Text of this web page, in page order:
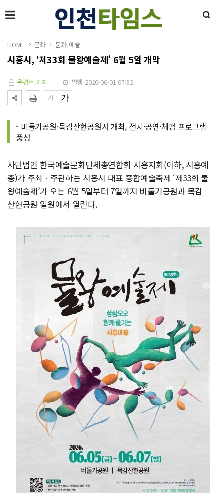
HOME 문화 문화.예술
시흥시, ‘제33회 물왕예술제’ 6월 5일 개막
윤경수 기자 발행 2026-06-01 07:32
- 비둘기공원·목감산현공원서 개최, 전시·공연·체험 프로그램
풍성
사단법인 한국예술문화단체총연합회 시흥지회(이하, 시흥예
총)가 주최ㆍ주관하는 시흥시 대표 종합예술축제 ‘제33회 물
왕예술제’가 오는 6월 5일부터 7일까지 비둘기공원과 목감
산현공원 일원에서 열린다.